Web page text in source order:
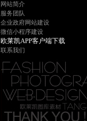
网站简介
服务团队
企业政府网站建设
微信小程序建设
欧莱凯APP客户端下载
联系我们